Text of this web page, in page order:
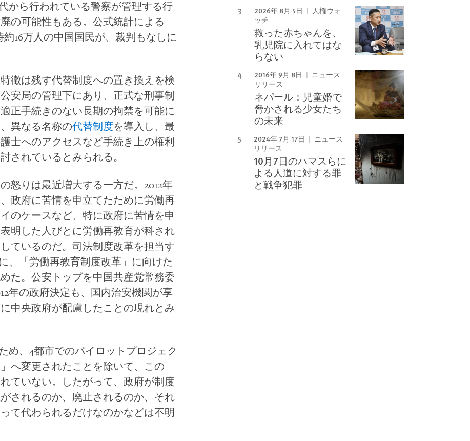
から行われている警察が管理する行
の可能性もある。公式統計による
16万人の中国国民が、裁判もなしに
徴は残す代替制度への置き換えを検
安局の管理下にあり、正式な刑事制
正手続きのない長期の拘禁を可能に
異なる名称の代替制度を導入し、最
士へのアクセスなど手続き上の権利
されているとみられる。
怒りは最近増大する一方だ。2012年
政府に苦情を申立てたために労働再
のケースなど、特に政府に苦情を申
明した人びとに労働再教育が科され
ているのだ。司法制度改革を担当す
、「労働再教育制度改革」に向けた
た。公安トップを中国共産党常務委
年の政府決定も、国内治安機関が享
中央政府が配慮したことの現れとみ
め、4都市でのパイロットプロジェク
へ変更されたことを除いて、この
ていない。したがって、政府が制度
されるのか、廃止されるのか、それ
て代わられるだけなのかなどは不明
2026年 8月 5日
人権ウォ
ッチ
救った赤ちゃんを、
乳児院に入れてはな
らない
2016年 9月 8日
ニュース
リリース
ネパール：児童婚で
脅かされる少女たち
の未来
2024年 7月 17日
ニュース
リリース
10月7日のハマスらに
よる人道に対する罪
と戦争犯罪